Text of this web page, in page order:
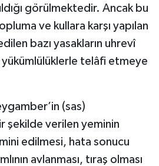
görülmektedir. Ancak bu
ve kullara karşı yapılan
bazı yasakların uhrevî
yükümlülüklerle telâfi etmeye
(sas)
şekilde verilen yeminin
edilmesi, hata sonucu
avlanması, tıraş olması